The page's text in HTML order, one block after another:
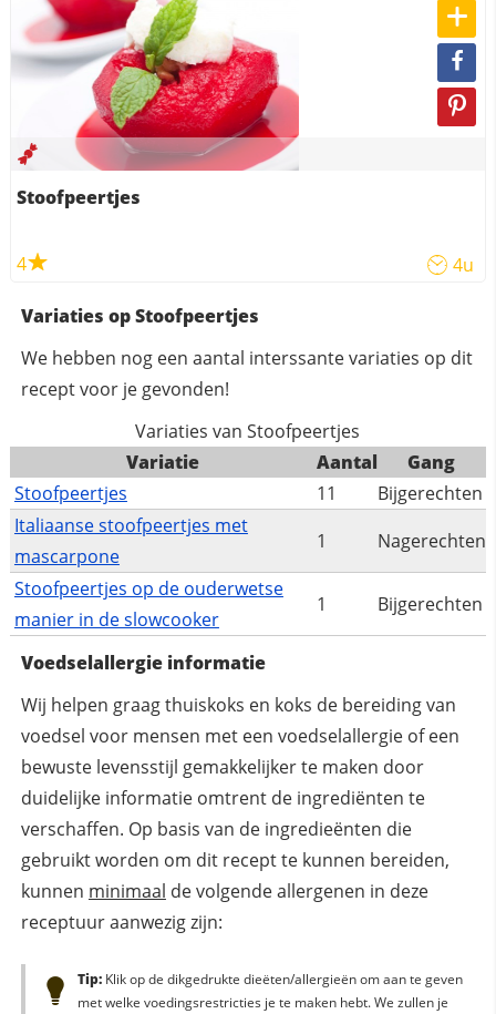
Stoofpeertjes
4 4u
Variaties op Stoofpeertjes
We hebben nog een aantal interssante variaties op dit
recept voor je gevonden!
Variaties van Stoofpeertjes
Variatie
Aantal
Gang
Stoofpeertjes
11
Bijgerechten
Italiaanse stoofpeertjes met
mascarpone
1
Nagerechten
Stoofpeertjes op de ouderwetse
manier in de slowcooker
1 Bijgerechten
Voedselallergie informatie
Wij helpen graag thuiskoks en koks de bereiding van
voedsel voor mensen met een voedselallergie of een
bewuste levensstijl gemakkelijker te maken door
duidelijke informatie omtrent de ingrediënten te
verschaffen. Op basis van de ingredieënten die
gebruikt worden om dit recept te kunnen bereiden,
kunnen minimaal de volgende allergenen in deze
receptuur aanwezig zijn:
Tip:Klik op de dikgedrukte dieëten/allergieën om aan te geven
met welke voedingsrestricties je te maken hebt. We zullen je